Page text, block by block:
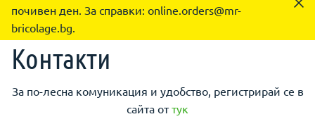
почивен ден. За справки: online.orders@mr-
bricolage.bg.
Контакти
За по-лесна комуникация и удобство, регистрирай се в
сайта оттук